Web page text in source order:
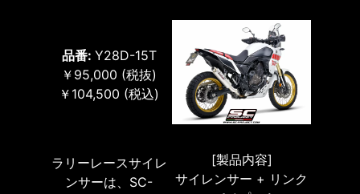
品番: Y28D-15T
￥95,000 (税抜)
￥104,500 (税込)
ラリーレースサイレ
ンサーは、SC-
[製品内容]
サイレンサー + リンク